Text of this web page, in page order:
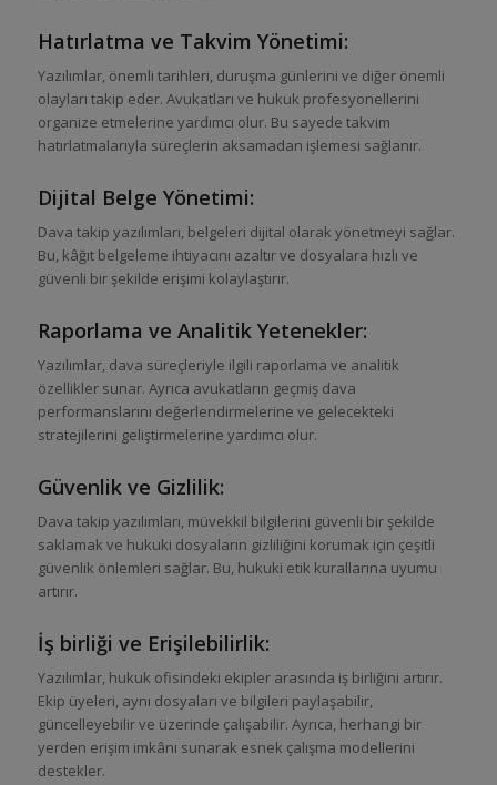
Hatırlatma ve Takvim Yönetimi:
Yazılımlar, önemli tarihleri, duruşma günlerini ve diğer önemli
olayları takip eder. Avukatları ve hukuk profesyonellerini
organize etmelerine yardımcı olur. Bu sayede takvim
hatırlatmalarıyla süreçlerin aksamadan işlemesi sağlanır.
Dijital Belge Yönetimi:
Dava takip yazılımları, belgeleri dijital olarak yönetmeyi sağlar.
Bu, kâğıt belgeleme ihtiyacını azaltır ve dosyalara hızlı ve
güvenli bir şekilde erişimi kolaylaştırır.
Raporlama ve Analitik Yetenekler:
Yazılımlar, dava süreçleriyle ilgili raporlama ve analitik
özellikler sunar. Ayrıca avukatların geçmiş dava
performanslarını değerlendirmelerine ve gelecekteki
stratejilerini geliştirmelerine yardımcı olur.
Güvenlik ve Gizlilik:
Dava takip yazılımları, müvekkil bilgilerini güvenli bir şekilde
saklamak ve hukuki dosyaların gizliliğini korumak için çeşitli
güvenlik önlemleri sağlar. Bu, hukuki etik kurallarına uyumu
artırır.
İş birliği ve Erişilebilirlik:
Yazılımlar, hukuk ofisindeki ekipler arasında iş birliğini artırır.
Ekip üyeleri, aynı dosyaları ve bilgileri paylaşabilir,
güncelleyebilir ve üzerinde çalışabilir. Ayrıca, herhangi bir
yerden erişim imkânı sunarak esnek çalışma modellerini
destekler.